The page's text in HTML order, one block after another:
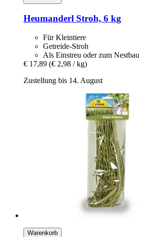
Heumanderl Stroh, 6 kg
Für Kleintiere
Getreide-Stroh
Als Einstreu oder zum Nestbau
€ 17,89 (€ 2,98 / kg)
Zustellung bis 14. August
Warenkorb